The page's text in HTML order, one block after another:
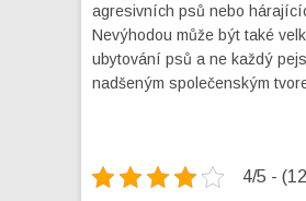
agresivních psů nebo
Nevýhodou může být také
ubytování psů a ne každý
nadšeným společenským
4/5 -